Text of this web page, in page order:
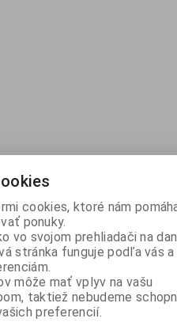
cookies, ktoré nám
ponuky.
vo svojom prehliadači na
stránka funguje podľa vás a
môže mať vplyv na vašu
taktiež nebudeme
preferencií.